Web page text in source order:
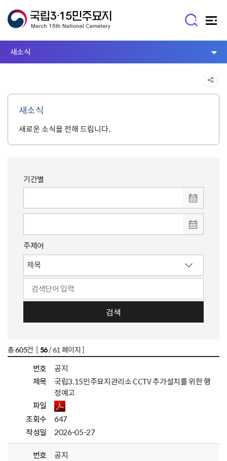
새소식
새소식
새로운 소식을 전해 드립니다.
기간별
주제어
검색
총605건 [56/ 61 페이지 ]
번호
공지
제목
국립3.15민주묘지관리소 CCTV 추가설치를 위한 행
정예고
파일
조회수
647
작성일
2026-05-27
번호
공지